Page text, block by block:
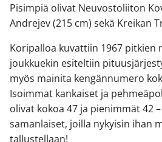
Pisimpiä olivat Neuvostoliiton
Andrejev (215 cm) sekä Kreikan
Koripalloa kuvattiin 1967 pitkien
joukkuekin esiteltiin
myös mainita kengännumero
Isoimmat kankaiset ja
olivat kokoa 47 ja pienimmät 42
samanlaiset, joilla nykyisin ihan
tallustellaan!